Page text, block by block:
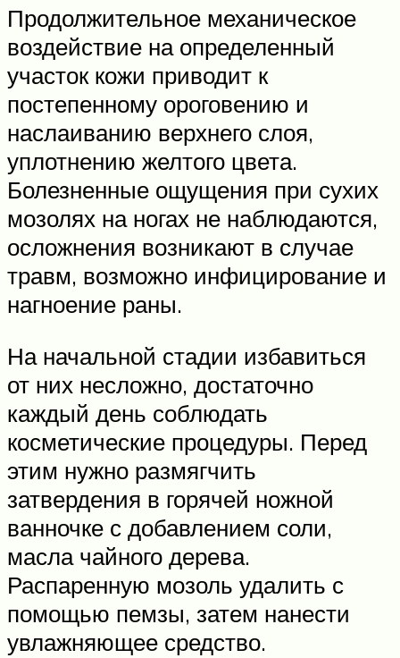
Продолжительное механическое
воздействие на определенный
участок кожи приводит к
постепенному ороговению и
наслаиванию верхнего слоя,
уплотнению желтого цвета.
Болезненные ощущения при сухих
мозолях на ногах не наблюдаются,
осложнения возникают в случае
травм, возможно инфицирование и
нагноение раны.
На начальной стадии избавиться
от них несложно, достаточно
каждый день соблюдать
косметические процедуры. Перед
этим нужно размягчить
затвердения в горячей ножной
ванночке с добавлением соли,
масла чайного дерева.
Распаренную мозоль удалить с
помощью пемзы, затем нанести
увлажняющее средство.